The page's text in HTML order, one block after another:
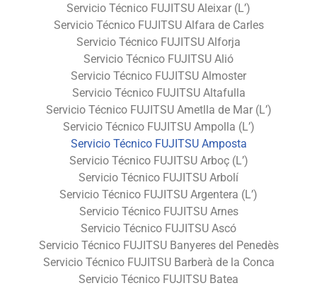
Servicio Técnico FUJITSU Aleixar (L’)
Servicio Técnico FUJITSU Alfara de Carles
Servicio Técnico FUJITSU Alforja
Servicio Técnico FUJITSU Alió
Servicio Técnico FUJITSU Almoster
Servicio Técnico FUJITSU Altafulla
Servicio Técnico FUJITSU Ametlla de Mar (L’)
Servicio Técnico FUJITSU Ampolla (L’)
Servicio Técnico FUJITSU Amposta
Servicio Técnico FUJITSU Arboç (L’)
Servicio Técnico FUJITSU Arbolí
Servicio Técnico FUJITSU Argentera (L’)
Servicio Técnico FUJITSU Arnes
Servicio Técnico FUJITSU Ascó
Servicio Técnico FUJITSU Banyeres del Penedès
Servicio Técnico FUJITSU Barberà de la Conca
Servicio Técnico FUJITSU Batea